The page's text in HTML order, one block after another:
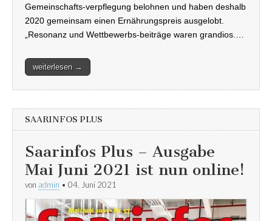
Gemeinschafts-verpflegung belohnen und haben deshalb
2020 gemeinsam einen Ernährungspreis ausgelobt.
„Resonanz und Wettbewerbs-beiträge waren grandios.…
weiterlesen →
SAARINFOS PLUS
Saarinfos Plus – Ausgabe
Mai Juni 2021 ist nun online!
von admin • 04. Juni 2021